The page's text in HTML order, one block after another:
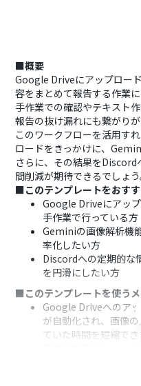
■概要
Google Driveにアップロー
容をまとめて報告する作業
手作業での確認やテキスト
報告の抜け漏れにも繋がりが
このワークフローを活用す
ロードをきっかけに、
さらに、その結果を
間削減が期待できるでしょう
■このテンプレートをおす
Google Driveにアッ
手作業で行っている方
Geminiの画像解析機
率化したい方
Discordへの定期的な
を円滑にしたい方
■このテンプレートを使う
Google Driveへのア
が自動化され、画像
ていた時間を短縮でき